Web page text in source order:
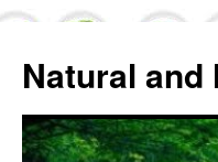
Natural and